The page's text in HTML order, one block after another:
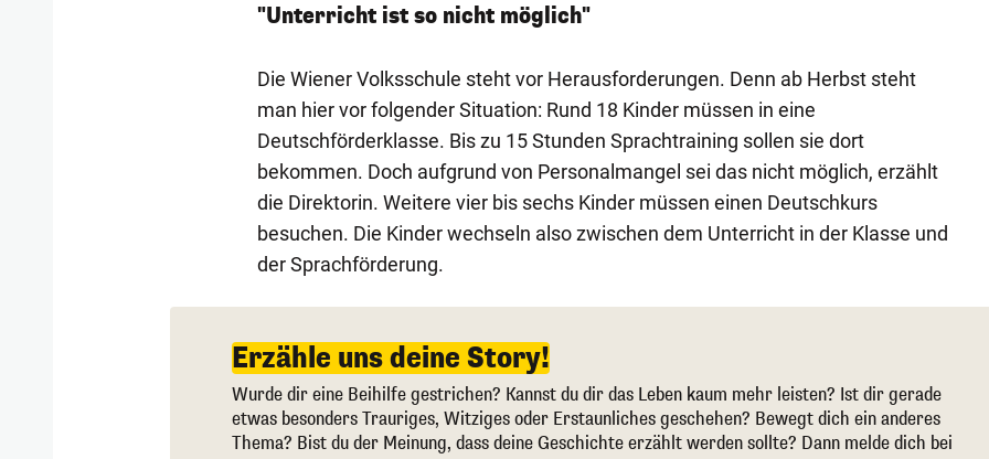
"Unterricht ist so nicht möglich"
Die Wiener Volksschule steht vor Herausforderungen. Denn ab Herbst steht
man hier vor folgender Situation: Rund 18 Kinder müssen in eine
Deutschförderklasse. Bis zu 15 Stunden Sprachtraining sollen sie dort
bekommen. Doch aufgrund von Personalmangel sei das nicht möglich, erzählt
die Direktorin. Weitere vier bis sechs Kinder müssen einen Deutschkurs
besuchen. Die Kinder wechseln also zwischen dem Unterricht in der Klasse und
der Sprachförderung.
Erzähle uns deine Story!
Wurde dir eine Beihilfe gestrichen? Kannst du dir das Leben kaum mehr leisten? Ist dir gerade
etwas besonders Trauriges, Witziges oder Erstaunliches geschehen? Bewegt dich ein anderes
Thema? Bist du der Meinung, dass deine Geschichte erzählt werden sollte? Dann melde dich bei